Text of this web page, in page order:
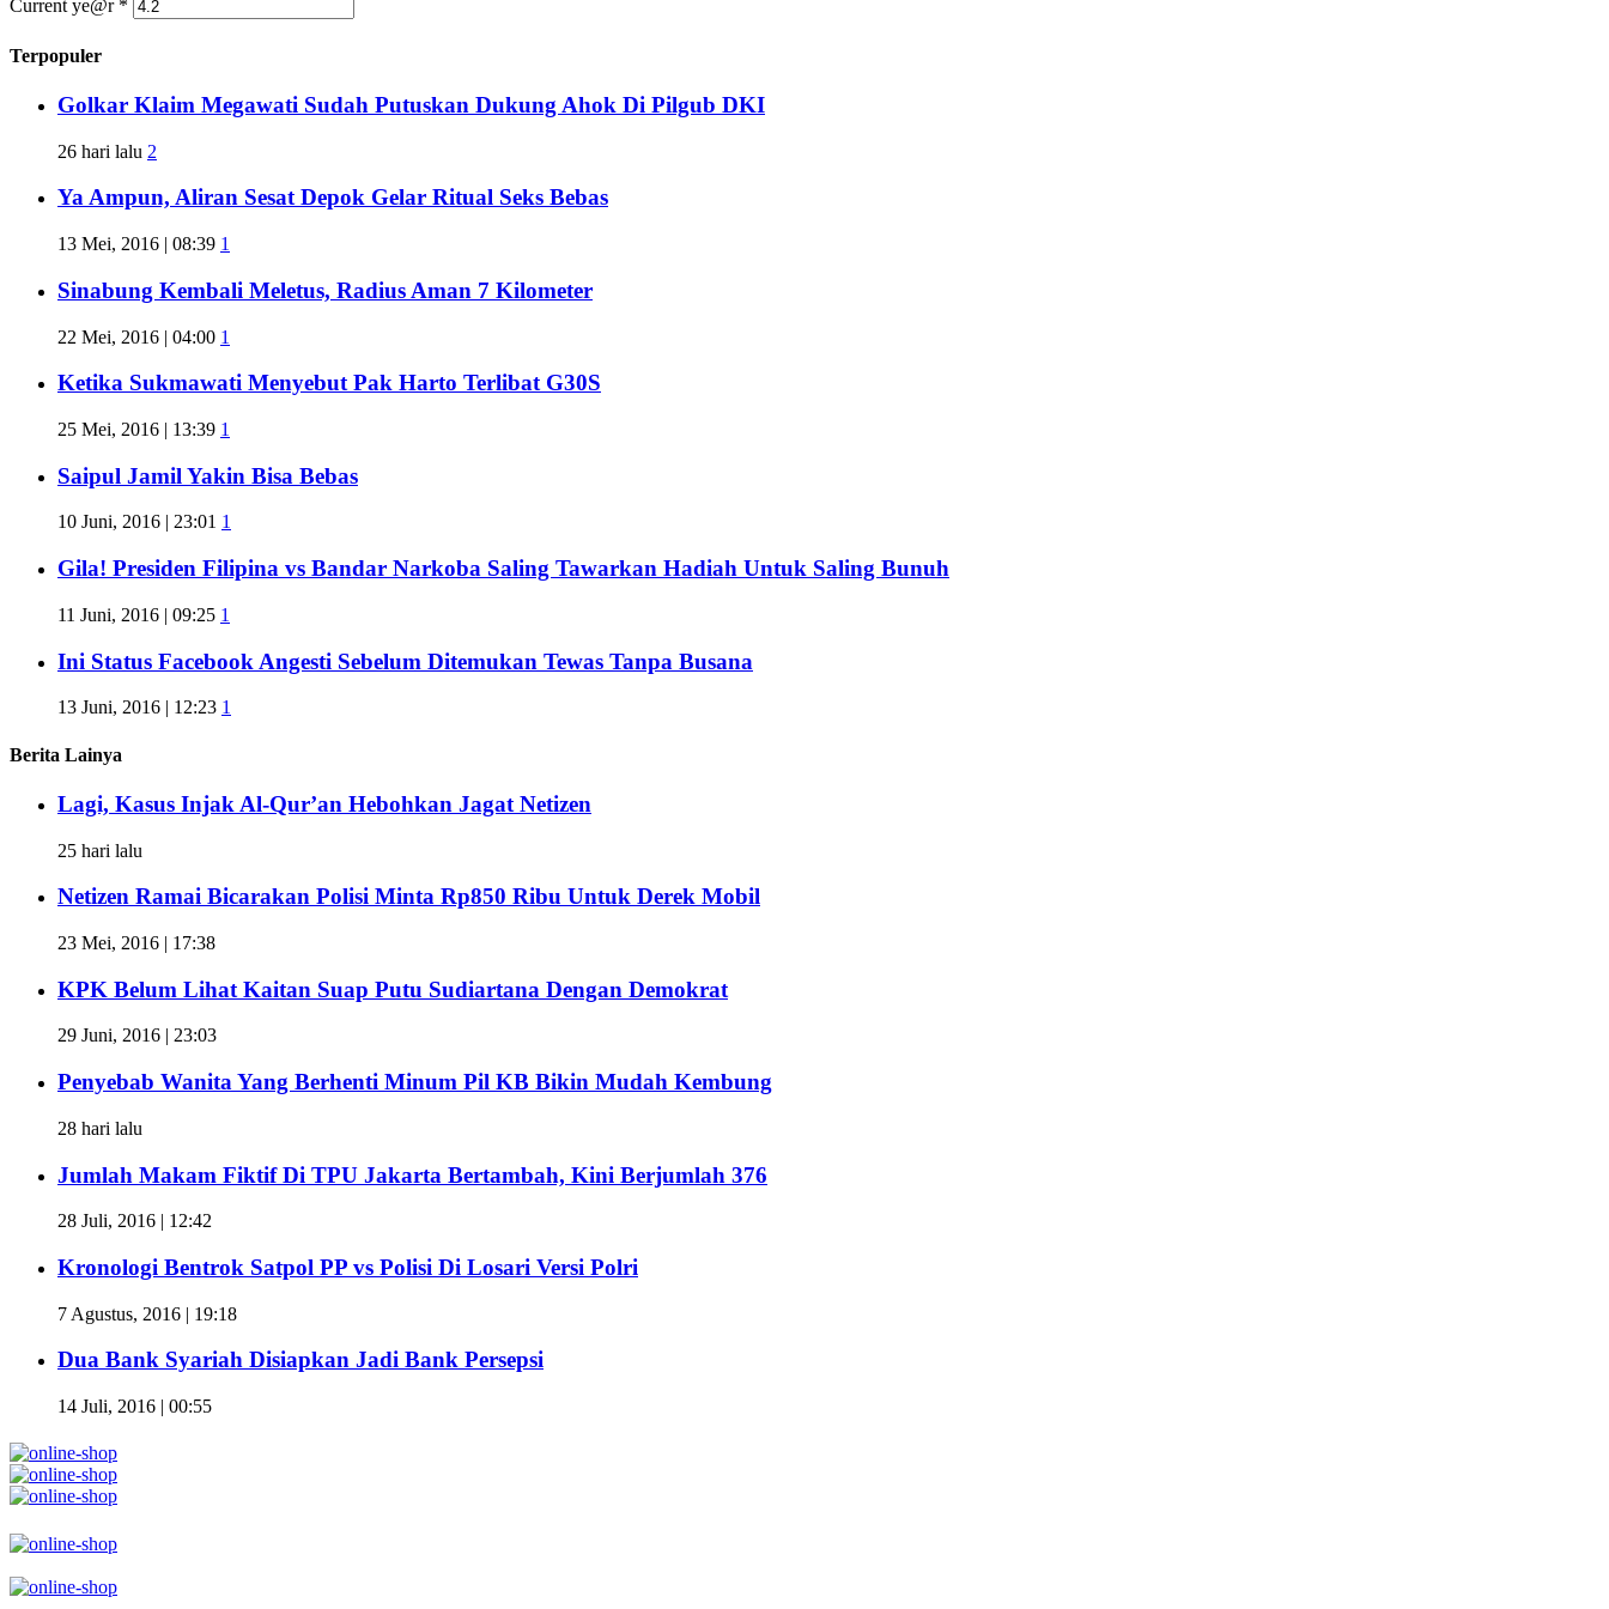
Current ye@r *
Terpopuler
Golkar Klaim Megawati Sudah Putuskan Dukung Ahok Di Pilgub DKI
26 hari lalu 2
Ya Ampun, Aliran Sesat Depok Gelar Ritual Seks Bebas
13 Mei, 2016 | 08:39 1
Sinabung Kembali Meletus, Radius Aman 7 Kilometer
22 Mei, 2016 | 04:00 1
Ketika Sukmawati Menyebut Pak Harto Terlibat G30S
25 Mei, 2016 | 13:39 1
Saipul Jamil Yakin Bisa Bebas
10 Juni, 2016 | 23:01 1
Gila! Presiden Filipina vs Bandar Narkoba Saling Tawarkan Hadiah Untuk Saling Bunuh
11 Juni, 2016 | 09:25 1
Ini Status Facebook Angesti Sebelum Ditemukan Tewas Tanpa Busana
13 Juni, 2016 | 12:23 1
Berita Lainya
Lagi, Kasus Injak Al-Qur’an Hebohkan Jagat Netizen
25 hari lalu
Netizen Ramai Bicarakan Polisi Minta Rp850 Ribu Untuk Derek Mobil
23 Mei, 2016 | 17:38
KPK Belum Lihat Kaitan Suap Putu Sudiartana Dengan Demokrat
29 Juni, 2016 | 23:03
Penyebab Wanita Yang Berhenti Minum Pil KB Bikin Mudah Kembung
28 hari lalu
Jumlah Makam Fiktif Di TPU Jakarta Bertambah, Kini Berjumlah 376
28 Juli, 2016 | 12:42
Kronologi Bentrok Satpol PP vs Polisi Di Losari Versi Polri
7 Agustus, 2016 | 19:18
Dua Bank Syariah Disiapkan Jadi Bank Persepsi
14 Juli, 2016 | 00:55